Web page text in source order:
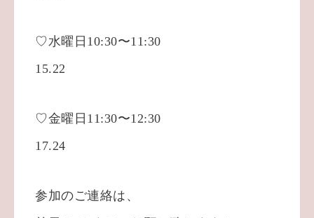
♡水曜日10:30〜11:30
15.22
♡金曜日11:30〜12:30
17.24
参加のご連絡は、